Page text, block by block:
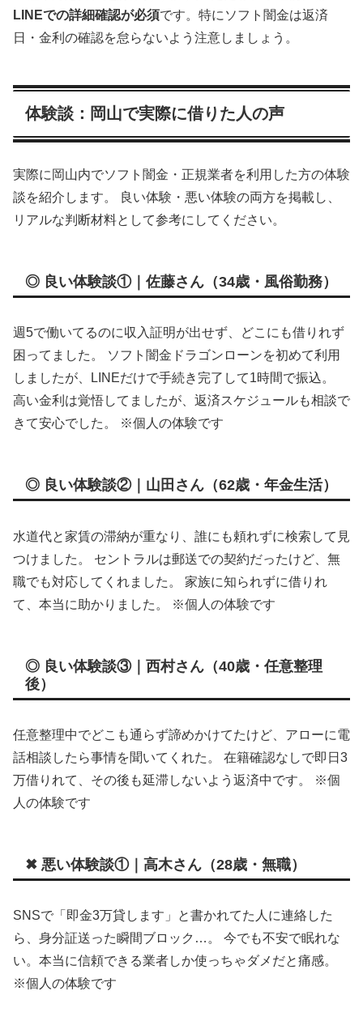
LINEでの詳細確認が必須です。特にソフト闇金は返済
日・金利の確認を怠らないよう注意しましょう。
体験談：岡山で実際に借りた人の声
実際に岡山内でソフト闇金・正規業者を利用した方の体験
談を紹介します。 良い体験・悪い体験の両方を掲載し、
リアルな判断材料として参考にしてください。
◎ 良い体験談①｜佐藤さん（34歳・風俗勤務）
週5で働いてるのに収入証明が出せず、どこにも借りれず
困ってました。 ソフト闇金ドラゴンローンを初めて利用
しましたが、LINEだけで手続き完了して1時間で振込。
高い金利は覚悟してましたが、返済スケジュールも相談で
きて安心でした。 ※個人の体験です
◎ 良い体験談②｜山田さん（62歳・年金生活）
水道代と家賃の滞納が重なり、誰にも頼れずに検索して見
つけました。 セントラルは郵送での契約だったけど、無
職でも対応してくれました。 家族に知られずに借りれ
て、本当に助かりました。 ※個人の体験です
◎ 良い体験談③｜西村さん（40歳・任意整理
後）
任意整理中でどこも通らず諦めかけてたけど、アローに電
話相談したら事情を聞いてくれた。 在籍確認なしで即日3
万借りれて、その後も延滞しないよう返済中です。 ※個
人の体験です
✖ 悪い体験談①｜高木さん（28歳・無職）
SNSで「即金3万貸します」と書かれてた人に連絡した
ら、身分証送った瞬間ブロック…。 今でも不安で眠れな
い。本当に信頼できる業者しか使っちゃダメだと痛感。
※個人の体験です